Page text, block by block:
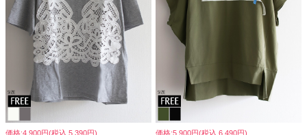
価格:4,900円(税込 5,390円) 価格:5,900円(税込 6,490円)